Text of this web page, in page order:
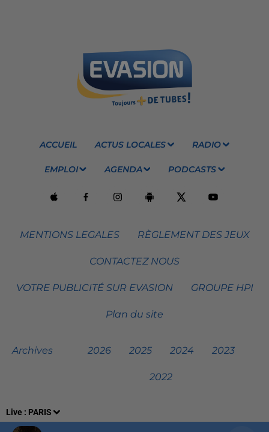
Live : PARIS
ACCUEIL ACTUS LOCALES RADIO
EMPLOI AGENDA PODCASTS
MENTIONS LEGALES RÈGLEMENT DES JEUX
CONTACTEZ NOUS
VOTRE PUBLICITÉ SUR EVASION GROUPE HPI
Plan du site
Archives 2026 2025 2024 2023
2022